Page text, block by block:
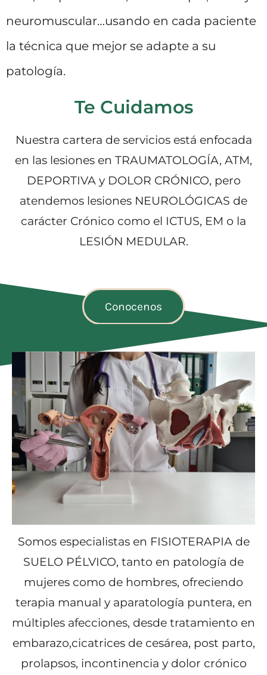
neuromuscular…usando en cada paciente
la técnica que mejor se adapte a su
patología.
Te Cuidamos
Nuestra cartera de servicios está enfocada
en las lesiones en TRAUMATOLOGÍA, ATM,
DEPORTIVA y DOLOR CRÓNICO, pero
atendemos lesiones NEUROLÓGICAS de
carácter Crónico como el ICTUS, EM o la
LESIÓN MEDULAR.
Conocenos
Somos especialistas en FISIOTERAPIA de
SUELO PÉLVICO, tanto en patología de
mujeres como de hombres, ofreciendo
terapia manual y aparatología puntera, en
múltiples afecciones, desde tratamiento en
embarazo,cicatrices de cesárea, post parto,
prolapsos, incontinencia y dolor crónico